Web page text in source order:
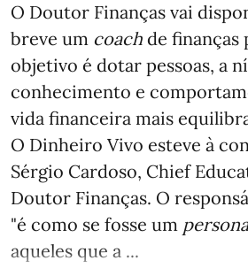
O Doutor Finanças vai
breve um coach de finanças
objetivo é dotar pessoas, a
conhecimento e
vida financeira mais
O Dinheiro Vivo esteve à
Sérgio Cardoso, Chief
Doutor Finanças. O
"é como se fosse um
aqueles que a ...